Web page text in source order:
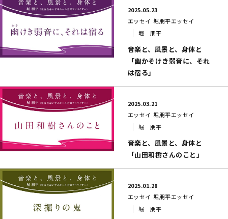
2025.05.23
エッセイ 堀朋平エッセイ
堀 朋平
音楽と、風景と、身体と
「幽かそけき弱音に、それ
は宿る」
2025.03.21
エッセイ 堀朋平エッセイ
堀 朋平
音楽と、風景と、身体と
「山田和樹さんのこと」
2025.01.28
エッセイ 堀朋平エッセイ
堀 朋平